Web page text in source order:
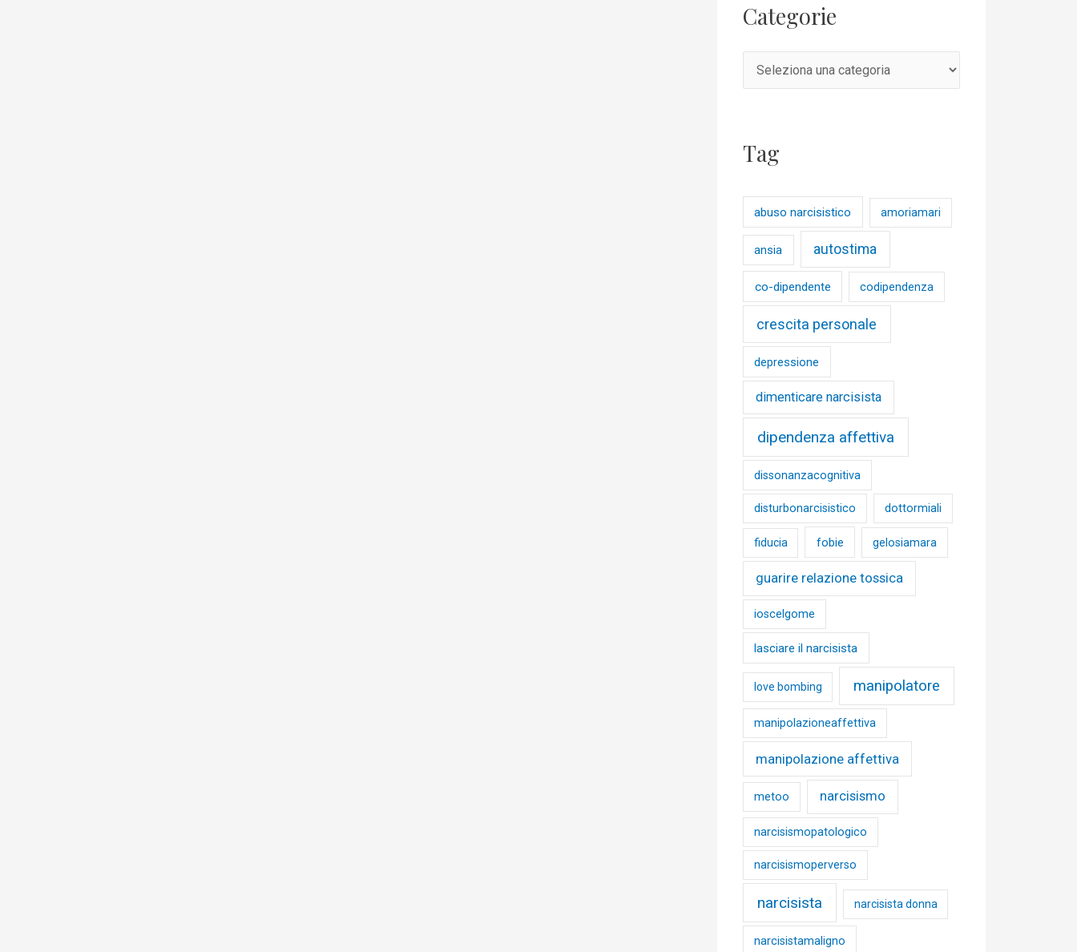
Categorie
Tag
abuso narcisistico amoriamari
ansia autostima
co-dipendente codipendenza
crescita personale
depressione
dimenticare narcisista
dipendenza affettiva
dissonanzacognitiva
disturbonarcisistico dottormiali
fiducia fobie gelosiamara
guarire relazione tossica
ioscelgome
lasciare il narcisista
love bombing manipolatore
manipolazioneaffettiva
manipolazione affettiva
metoo narcisismo
narcisismopatologico
narcisismoperverso
narcisista narcisista donna
narcisistamaligno